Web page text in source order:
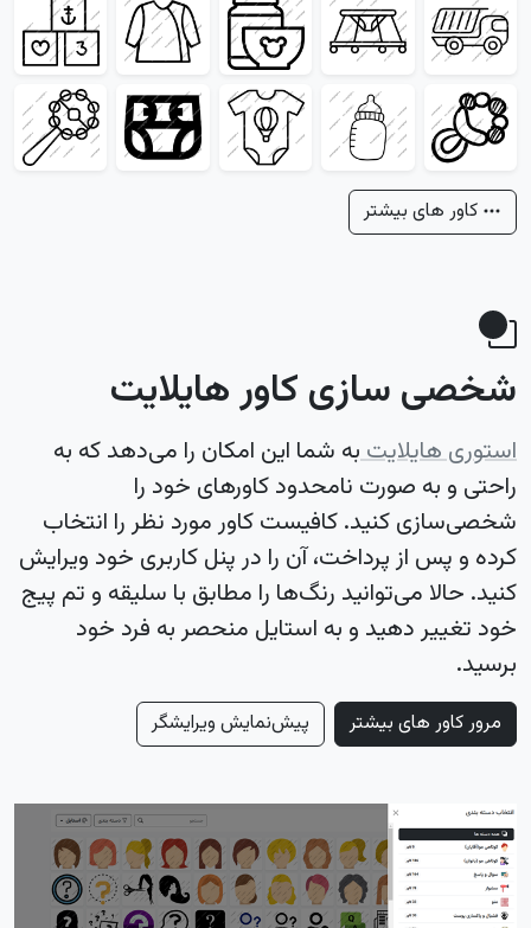
کاور های بیشتر
شخصی سازی کاور هایلایت
استوری هایلایتبه شما این امکان را می‌دهد که به
راحتی و به صورت نامحدود کاورهای خود را
شخصی‌سازی کنید. کافیست کاور مورد نظر را انتخاب
کرده و پس از پرداخت، آن را در پنل کاربری خود ویرایش
کنید. حالا می‌توانید رنگ‌ها را مطابق با سلیقه و تم پیج
خود تغییر دهید و به استایل منحصر به فرد خود
برسید.
مرور کاور های بیشتر پیش‌نمایش ویرایشگر